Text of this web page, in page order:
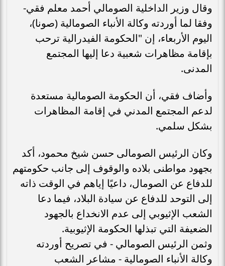
وقال وزير الداخلية الصومالي أحمد معلم فقي-
وفقا لما أوردته وكالة الأنباء الصومالية (صونا)،
اليوم الأربعاء، إن "الحكومة الفيدرالية ترحب
بإقامة مظاهرات شعبية دعا إليها المجتمع
المدنى.
وأضاف فقي، أن الحكومة الصومالية مستعدة
لدعم المجتمع المدني في إقامة المظاهرات
بشكل سلمي.
وكان الرئيس الصومالى حسن شيخ محمود، أكد
بجهود مواطنى بلاده والوقوف إلى جانب حكومتهم
للدفاع عن الصومال، داعيًا إياهم في الوقت ذاته
إلى التوحد للدفاع عن سيادة البلاد، فيما دعا
الشعب الإثيوبي إلى عدم الانخداع بالجهود
الضعيفة التي تبذلها الحكومة الإثيوبية.
وثمن الرئيس الصومالي - في تصريح أوردته
وكالة الأنباء الصومالية - مشاعر الشعب